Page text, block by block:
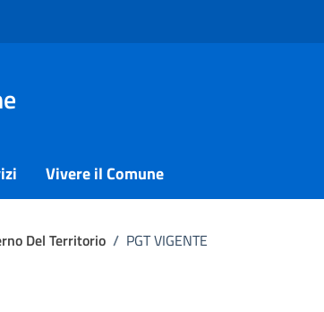
Vivere il Comune
Del Territorio / PGT VIGENTE